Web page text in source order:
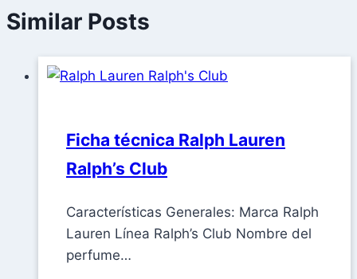
Similar Posts
Ficha técnica Ralph Lauren
Ralph’s Club
Características Generales: Marca Ralph
Lauren Línea Ralph’s Club Nombre del
perfume…